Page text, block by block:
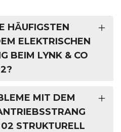
HÄUFIGSTEN
ELEKTRISCHEN
BEIM LYNK & CO
MIT DEM
STRUKTURELL